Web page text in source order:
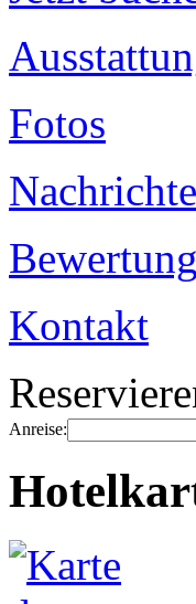
Fotos
Kontakt
Anreise: